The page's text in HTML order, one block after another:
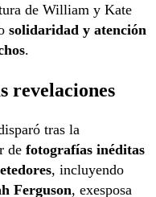
de William y Kate
solidaridad y atención
.
revelaciones
tras la
de fotografías inéditas
, incluyendo
Ferguson, exesposa